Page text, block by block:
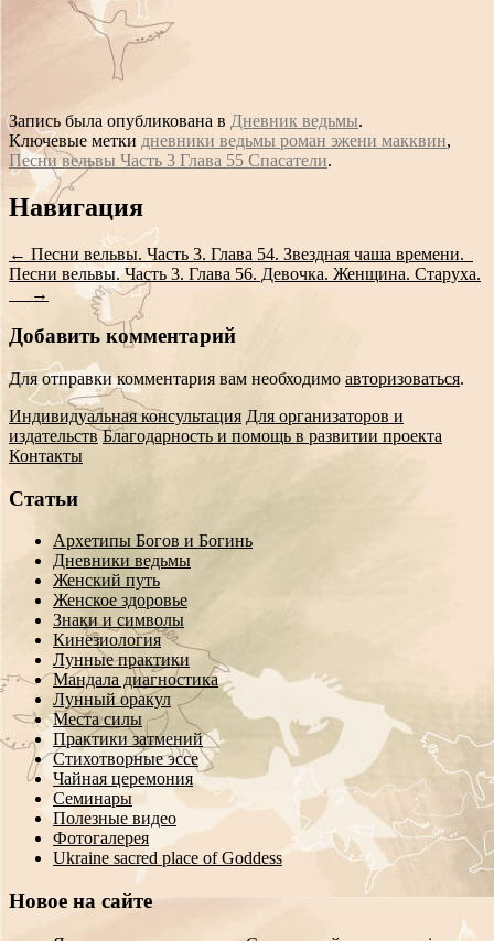
Запись была опубликована в Дневник ведьмы.
Ключевые метки дневники ведьмы роман эжени макквин,
Песни вельвы Часть 3 Глава 55 Спасатели.
Сообщение
навигации
Навигация
← Песни вельвы. Часть 3. Глава 54. Звездная чаша времени.
Песни вельвы. Часть 3. Глава 56. Девочка. Женщина. Старуха.
→
Добавить комментарий
Для отправки комментария вам необходимо авторизоваться.
Индивидуальная консультация Для организаторов и
издательств Благодарность и помощь в развитии проекта
Контакты
Статьи
Архетипы Богов и Богинь
Дневники ведьмы
Женский путь
Женское здоровье
Знаки и символы
Кинезиология
Лунные практики
Мандала диагностика
Лунный оракул
Места силы
Практики затмений
Стихотворные эссе
Чайная церемония
Семинары
Полезные видео
Фотогалерея
Ukraine sacred place of Goddess
Новое на сайте